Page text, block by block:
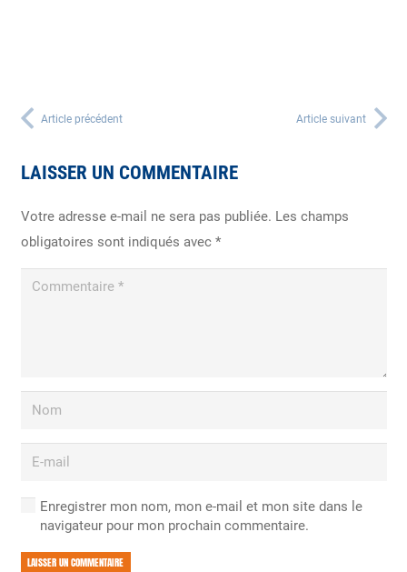
Article précédent Article suivant
LAISSER UN COMMENTAIRE
Votre adresse e-mail ne sera pas publiée. Les champs
obligatoires sont indiqués avec *
Enregistrer mon nom, mon e-mail et mon site dans le
navigateur pour mon prochain commentaire.
LAISSER UN COMMENTAIRE